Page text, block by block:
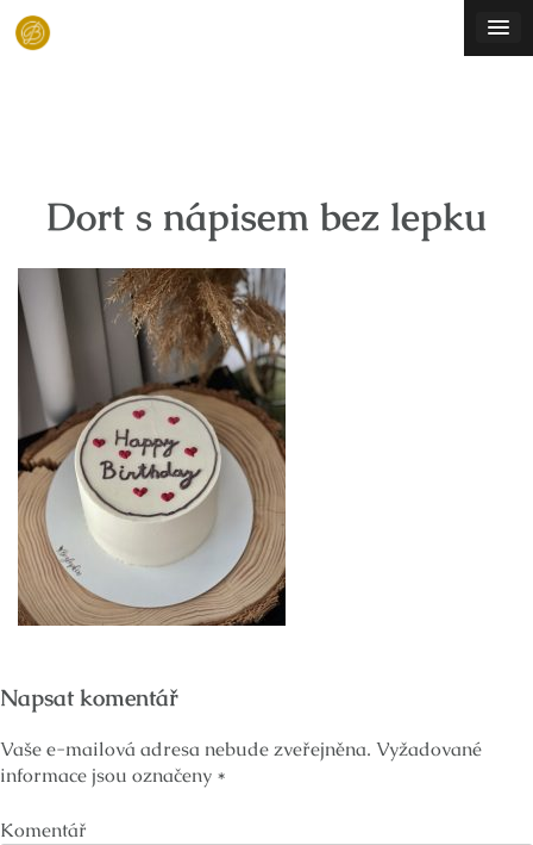
Skip
Dort s nápisem bez lepku
Napsat komentář
Vaše e-mailová adresa nebude zveřejněna. Vyžadované
informace jsou označeny *
Komentář